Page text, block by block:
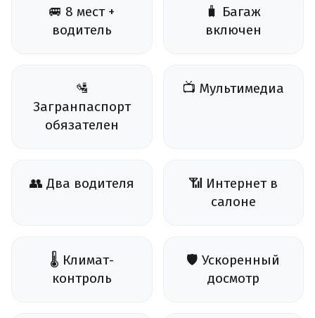
🚐 8 мест +
водитель
🧳 Багаж
включен
🛂
Загранпаспорт
обязателен
📺 Мультимедиа
👥 Два водителя
📶 Интернет в
салоне
🌡️ Климат-
контроль
🛡️ Ускоренный
досмотр